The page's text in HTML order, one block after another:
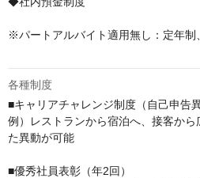
※パートアルバイト適用無し：定年制
各種制度
■キャリアチャレンジ制度（自己申告異
例）レストランから宿泊へ、接客から
た異動が可能
■優秀社員表彰（年2回）